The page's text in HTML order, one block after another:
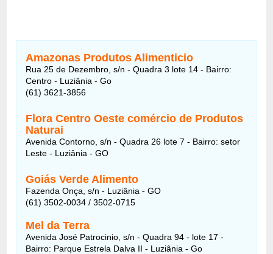
Amazonas Produtos Alimenticio
Rua 25 de Dezembro, s/n - Quadra 3 lote 14 - Bairro:
Centro - Luziânia - Go
(61) 3621-3856
Flora Centro Oeste comércio de Produtos
Naturai
Avenida Contorno, s/n - Quadra 26 lote 7 - Bairro: setor
Leste - Luziânia - GO
Goiás Verde Alimento
Fazenda Onça, s/n - Luziânia - GO
(61) 3502-0034 / 3502-0715
Mel da Terra
Avenida José Patrocinio, s/n - Quadra 94 - lote 17 -
Bairro: Parque Estrela Dalva II - Luziânia - Go